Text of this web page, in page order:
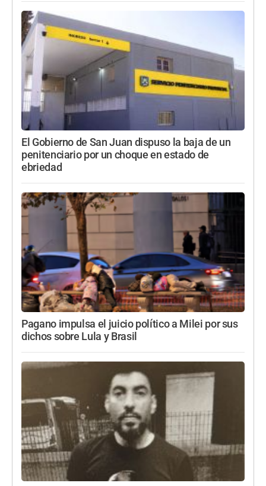
El Gobierno de San Juan dispuso la baja de un
penitenciario por un choque en estado de
ebriedad
Pagano impulsa el juicio político a Milei por sus
dichos sobre Lula y Brasil